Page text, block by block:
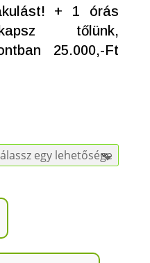
+ 1 órás
tőlünk,
25.000,-Ft